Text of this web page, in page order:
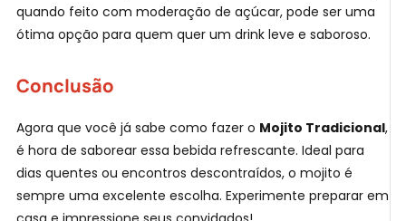
quando feito com moderação de açúcar, pode ser uma
ótima opção para quem quer um drink leve e saboroso.
Conclusão
Agora que você já sabe como fazer o Mojito Tradicional,
é hora de saborear essa bebida refrescante. Ideal para
dias quentes ou encontros descontraídos, o mojito é
sempre uma excelente escolha. Experimente preparar em